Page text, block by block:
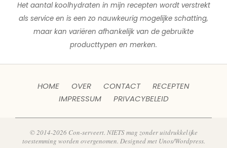
Het aantal koolhydraten in mijn recepten wordt verstrekt
als service en is een zo nauwkeurig mogelijke schatting,
maar kan variëren afhankelijk van de gebruikte
producttypen en merken.
HOME OVER CONTACT
RECEPTEN
IMPRESSUM
PRIVACYBELEID
© 2014-2026 Con-serveert. NIETS mag zonder uitdrukkelijke
toestemming worden overgenomen. Designed met Unos/Wordpress.